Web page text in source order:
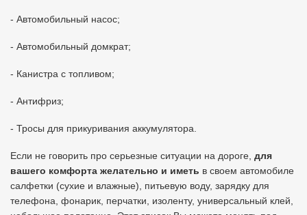
- Автомобильный насос;
- Автомобильный домкрат;
- Канистра с топливом;
- Антифриз;
- Тросы для прикуривания аккумулятора.
Если не говорить про серьезные ситуации на дороге, для
вашего комфорта желательно и иметь в своем автомобиле
салфетки (сухие и влажные), питьевую воду, зарядку для
телефона, фонарик, перчатки, изоленту, универсальный клей,